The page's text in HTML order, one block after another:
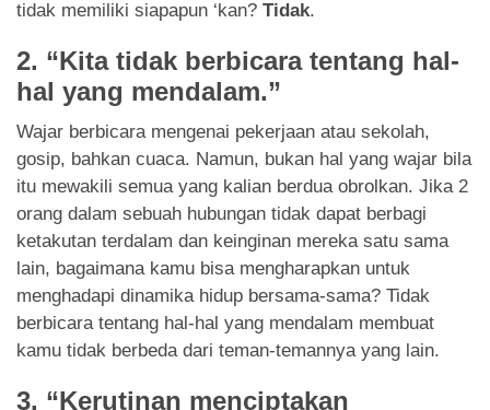
tidak memiliki siapapun ‘kan? Tidak.
2. “Kita tidak berbicara tentang hal-
hal yang mendalam.”
Wajar berbicara mengenai pekerjaan atau sekolah,
gosip, bahkan cuaca. Namun, bukan hal yang wajar bila
itu mewakili semua yang kalian berdua obrolkan. Jika 2
orang dalam sebuah hubungan tidak dapat berbagi
ketakutan terdalam dan keinginan mereka satu sama
lain, bagaimana kamu bisa mengharapkan untuk
menghadapi dinamika hidup bersama-sama? Tidak
berbicara tentang hal-hal yang mendalam membuat
kamu tidak berbeda dari teman-temannya yang lain.
3. “Kerutinan menciptakan